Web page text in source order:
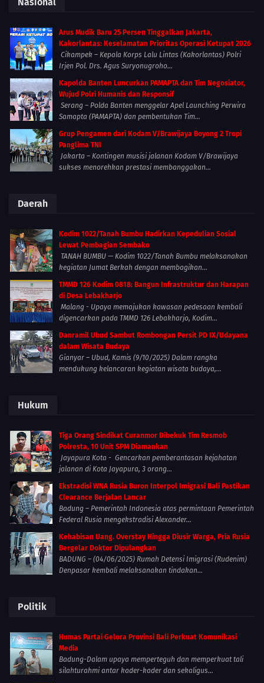
Nasional
Arus Mudik Baru 25 Persen Tinggalkan Jakarta,
Kakorlantas: Keselamatan Prioritas Operasi Ketupat 2026
Cikampek – Kepala Korps Lalu Lintas (Kakorlantas) Polri
Irjen Pol. Drs. Agus Suryonugroho...
Kapolda Banten Luncurkan PAMAPTA dan Tim Negosiator,
Wujud Polri Humanis dan Responsif
Serang – Polda Banten menggelar Apel Launching Perwira
Samapta (PAMAPTA) dan pembentukan Tim...
Grup Pengamen dari Kodam V/Brawijaya Boyong 2 Tropi
Panglima TNI
Jakarta – Kontingen musisi jalanan Kodam V/Brawijaya
sukses menorehkan prestasi membanggakan...
Daerah
Kodim 1022/Tanah Bumbu Hadirkan Kepedulian Sosial
Lewat Pembagian Sembako
TANAH BUMBU — Kodim 1022/Tanah Bumbu melaksanakan
kegiatan Jumat Berkah dengan membagikan...
TMMD 126 Kodim 0818: Bangun Infrastruktur dan Harapan
di Desa Lebakharjo
Malang - Upaya memajukan kawasan pedesaan kembali
digencarkan pada TMMD 126 Lebakharjo, Kodim...
Danramil Ubud Sambut Rombongan Persit PD IX/Udayana
dalam Wisata Budaya
Gianyar – Ubud, Kamis (9/10/2025) Dalam rangka
mendukung kelancaran kegiatan wisata budaya,...
Hukum
Tiga Orang Sindikat Curanmor Dibekuk Tim Resmob
Polresta, 10 Unit SPM Diamankan
Jayapura Kota - Gencarkan pemberantasan kejahatan
jalanan di Kota Jayapura, 3 orang...
Ekstradisi WNA Rusia Buron Interpol Imigrasi Bali Pastikan
Clearance Berjalan Lancar
Badung – Pemerintah Indonesia atas permintaan Pemerintah
Federal Rusia mengekstradisi Alexander...
Kehabisan Uang. Overstay Hingga Diusir Warga, Pria Rusia
Bergelar Doktor Dipulangkan
BADUNG – (04/06/2025) Rumah Detensi Imigrasi (Rudenim)
Denpasar kembali melaksanakan tindakan...
Politik
Humas Partai Gelora Provinsi Bali Perkuat Komunikasi
Media
Badung-Dalam upaya memperteguh dan memperkuat tali
silahturahmi antar kader-kader dan sekaligus...